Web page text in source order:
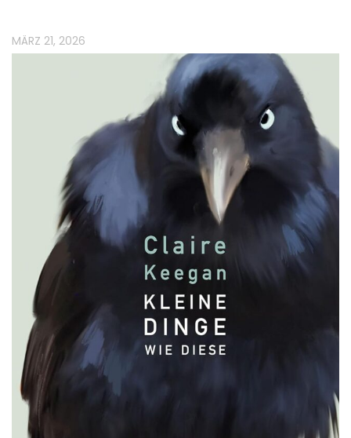
MÄRZ 21, 2026